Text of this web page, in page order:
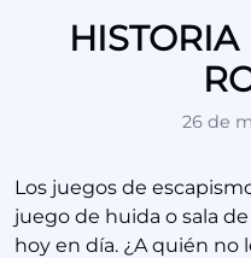
26 de
Los juegos de
juego de huida o sala
hoy en día. ¿A quién no